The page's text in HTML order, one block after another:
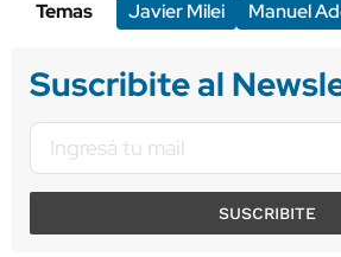
Temas
Javier Milei Manuel
Suscribite al
SUSCRIBITE